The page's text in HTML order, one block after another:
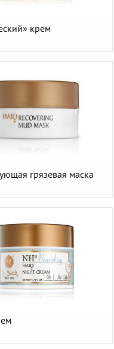
крем
грязевая маска